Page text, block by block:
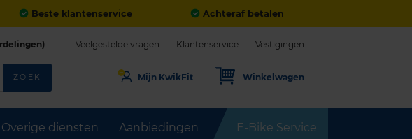
Beste klantenservice Achteraf betalen
Overige diensten Aanbiedingen E-Bike Service
Veelgestelde vragen Klantenservice Vestigingen
ZOEK Mijn KwikFit Winkelwagen